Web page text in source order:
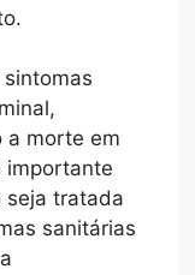
a morte em
importante
seja tratada
sanitárias